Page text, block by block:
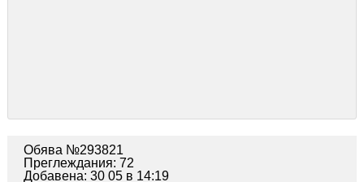
Обява №293821
Преглеждания: 72
Добавена: 30 05 в 14:19